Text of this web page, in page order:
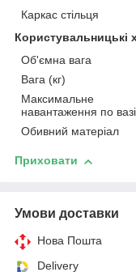
Каркас стільця
Користувальницькі
Об'ємна вага
Вага (кг)
Максимальне
навантаження по
Обивний матеріал
Приховати
Умови доставки
Нова Пошта
Delivery